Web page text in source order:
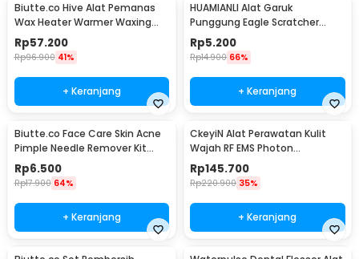
Biutte.co Hive Alat Pemanas
Wax Heater Warmer Waxing
Pro-Wax 100 - JG-117
Rp57.200
Rp96.900 41%
+ Keranjang
HUAMIANLI Alat Garuk
Punggung Eagle Scratcher
Stainless Steel - B01ER
Rp5.200
Rp14.900 66%
+ Keranjang
Biutte.co Face Care Skin Acne
Pimple Needle Remover Kit
4PCS - AS1
Rp6.500
Rp17.900 64%
+ Keranjang
CkeyiN Alat Perawatan Kulit
Wajah RF EMS Photon
Rejuvenation - 9902
Rp145.700
Rp220.900 35%
+ Keranjang